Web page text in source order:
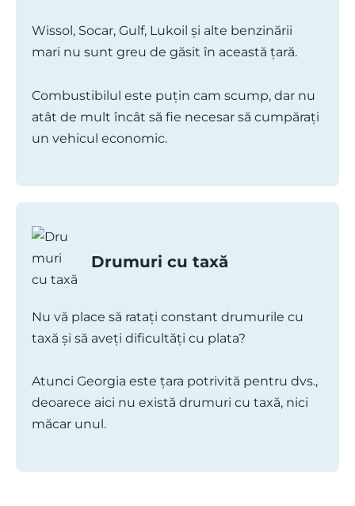
Wissol, Socar, Gulf, Lukoil și alte benzinării
mari nu sunt greu de găsit în această țară.
Combustibilul este puțin cam scump, dar nu
atât de mult încât să fie necesar să cumpărați
un vehicul economic.
Drumuri cu taxă
Nu vă place să ratați constant drumurile cu
taxă și să aveți dificultăți cu plata?
Atunci Georgia este țara potrivită pentru dvs.,
deoarece aici nu există drumuri cu taxă, nici
măcar unul.